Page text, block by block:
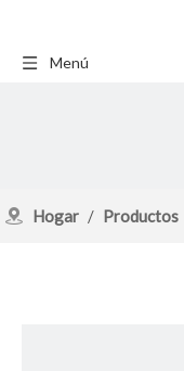
Menú
Hogar / Productos